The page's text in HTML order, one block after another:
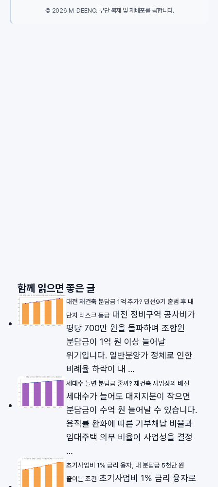
© 2026 M-DEENO. 무단 복제 및 재배포를 금합니다.
함께 읽으면 좋은 글
대전 재건축 분담금 1억 추가? 민선9기 출범 후 내
단지 리스크 등급 대전 정비구역 공사비가
평당 700만 원을 돌파하며 조합원
분담금이 1억 원 이상 늘어날
위기입니다. 일반분양가 정체로 인한
비례율 하락이 내 …
세대수 늘면 분담금 줄까? 재건축 사업성의 배신
세대수가 늘어도 대지지분이 작으면
분담금이 수억 원 늘어날 수 있습니다.
용적률 완화에 따른 기부채납 비율과
임대주택 의무 비율이 사업성을 결정
…
초기사업비 1% 금리 융자, 내 분담금 5천만 원
줄이는 조건 초기사업비 1% 금리 융자로